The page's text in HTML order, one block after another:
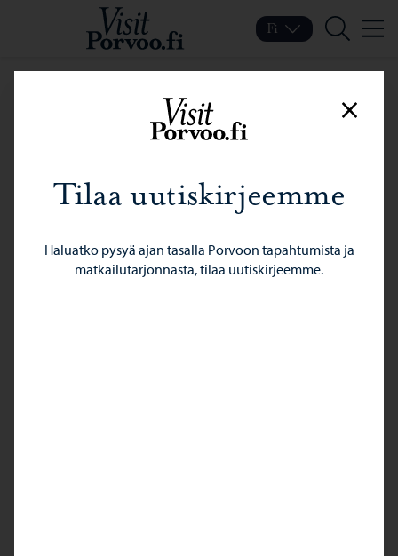
Visit Porvoo – Siirry
Vaihda kieltä
Nykyinen kieli: Suomi
Fi
Hae
Sulje
Tilaa uutiskirjeemme
Haluatko pysyä ajan tasalla Porvoon tapahtumista ja
matkailutarjonnasta, tilaa uutiskirjeemme.